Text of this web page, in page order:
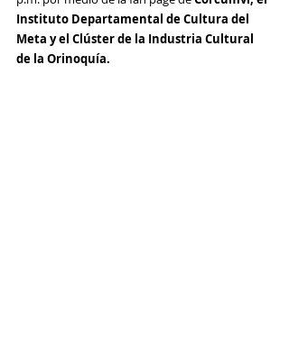
Instituto Departamental de Cultura del
Meta y el Clúster de la Industria Cultural
de la Orinoquía.